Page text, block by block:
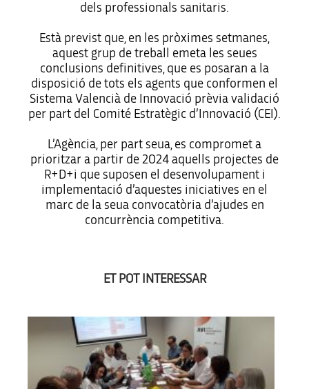
dels professionals sanitaris.
Està previst que, en les pròximes setmanes,
aquest grup de treball emeta les seues
conclusions definitives, que es posaran a la
disposició de tots els agents que conformen el
Sistema Valencià de Innovació prèvia validació
per part del Comité Estratègic d’Innovació (CEI).
L’Agència, per part seua, es compromet a
prioritzar a partir de 2024 aquells projectes de
R+D+i que suposen el desenvolupament i
implementació d’aquestes iniciatives en el
marc de la seua convocatòria d’ajudes en
concurrència competitiva.
ET POT INTERESSAR